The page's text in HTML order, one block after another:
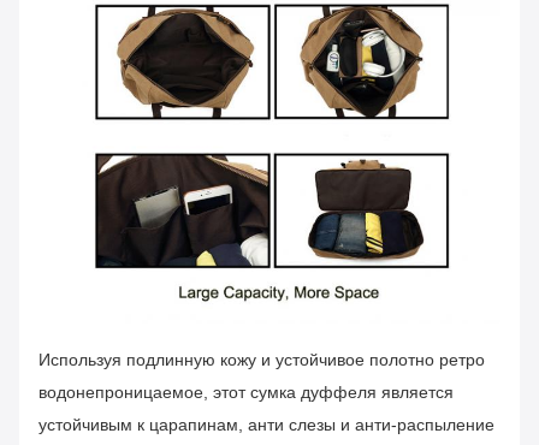
Используя подлинную кожу и устойчивое полотно ретро
водонепроницаемое, этот сумка дуффеля является
устойчивым к царапинам, анти слезы и анти-распыление